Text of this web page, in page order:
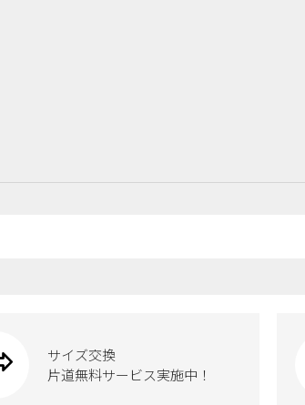
サイズ交換
片道無料サービス実施中！